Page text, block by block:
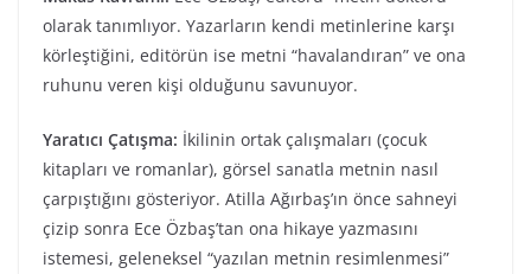
olarak tanımlıyor. Yazarların kendi metinlerine karşı
körleştiğini, editörün ise metni “havalandıran” ve ona
ruhunu veren kişi olduğunu savunuyor.
Yaratıcı Çatışma: İkilinin ortak çalışmaları (çocuk
kitapları ve romanlar), görsel sanatla metnin nasıl
çarpıştığını gösteriyor. Atilla Ağırbaş’ın önce sahneyi
çizip sonra Ece Özbaş’tan ona hikaye yazmasını
istemesi, geleneksel “yazılan metnin resimlenmesi”